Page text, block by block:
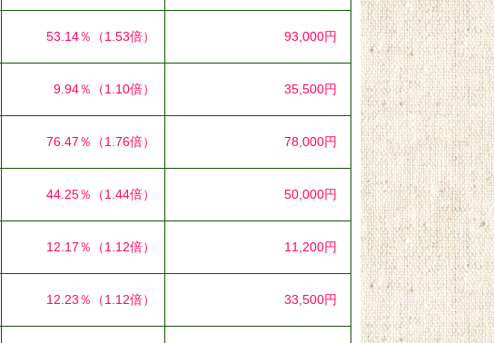
53.14％ （1.53倍） 93,000円
9.94％ （1.10倍） 35,500円
76.47％ （1.76倍） 78,000円
44.25％ （1.44倍） 50,000円
12.17％ （1.12倍） 11,200円
12.23％ （1.12倍） 33,500円